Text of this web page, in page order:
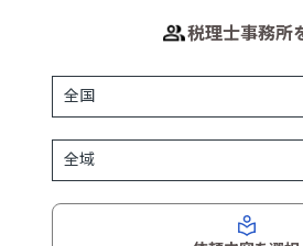
税理士事務所